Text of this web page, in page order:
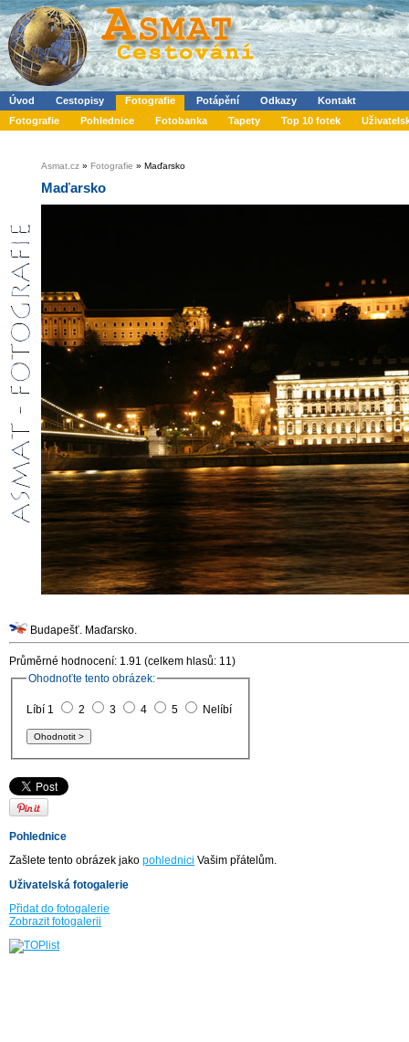
Úvod Cestopisy Fotografie Potápění Odkazy
Kontakt
Fotografie
Pohlednice Fotobanka Tapety Top 10 fotek
Asmat.cz » Fotografie » Maďarsko
Maďarsko
Budapešť. Maďarsko.
Průměrné hodnocení: 1.91 (celkem hlasů: 11)
Ohodnoťte tento obrázek:
Líbí 1 2 3 4 5 Nelíbí
Pohlednice
Zašlete tento obrázek jako pohlednici Vašim přátelům.
Uživatelská fotogalerie
Přidat do fotogalerie
Zobrazit fotogalerii